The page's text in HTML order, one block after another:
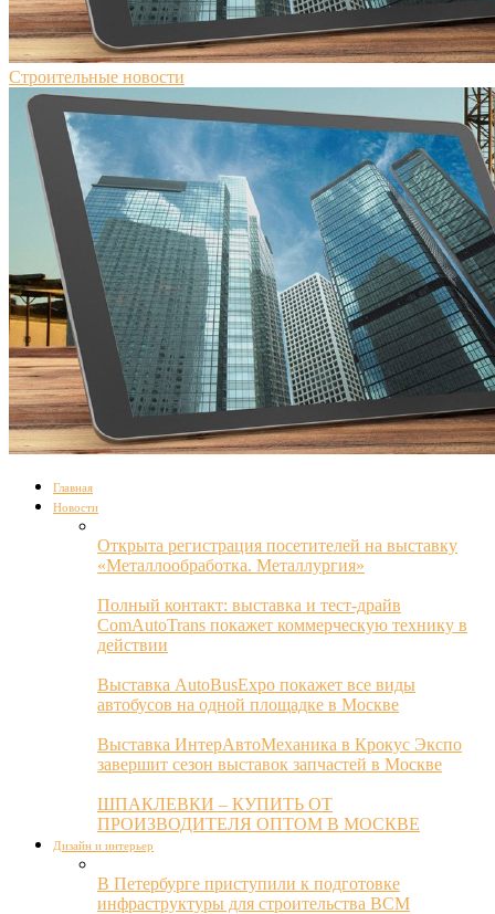
Строительные новости
Главная
Новости
Открыта регистрация посетителей на выставку
«Металлообработка. Металлургия»
Полный контакт: выставка и тест-драйв
ComAutoTrans покажет коммерческую технику в
действии
Выставка AutoBusExpo покажет все виды
автобусов на одной площадке в Москве
Выставка ИнтерАвтоМеханика в Крокус Экспо
завершит сезон выставок запчастей в Москве
ШПАКЛЕВКИ – КУПИТЬ ОТ
ПРОИЗВОДИТЕЛЯ ОПТОМ В МОСКВЕ
Дизайн и интерьер
В Петербурге приступили к подготовке
инфраструктуры для строительства ВСМ